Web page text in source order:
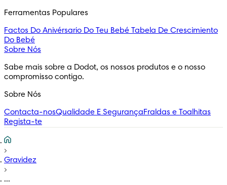
Ferramentas Populares
Factos Do Anivérsario Do Teu Bebé Tabela De Crescimiento
Do Bebé
Sobre Nós
Sabe mais sobre a Dodot, os nossos produtos e o nosso
compromisso contigo.
Sobre Nós
Contacta-nosQualidade E SegurançaFraldas e Toalhitas
Regista-te
Gravidez
...